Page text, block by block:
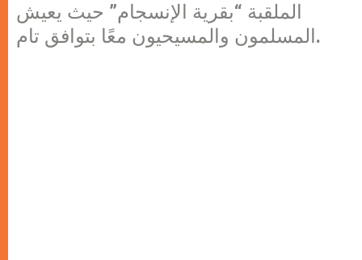
الملقبة “بقرية الإنسجام” حيث يعيش
المسلمون والمسيحيون معًا بتوافق تام.